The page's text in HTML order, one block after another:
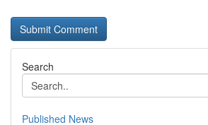
Search
Published News